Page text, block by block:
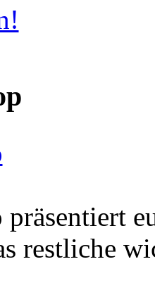
präsentiert
restliche